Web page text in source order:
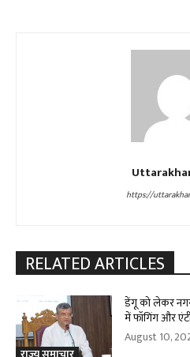
https://
RELATED ARTICLES
डेंगू को लेकर नगर
में फॉगिंग और
August 10,